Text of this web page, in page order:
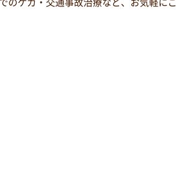
ケガ・交通事故治療など、お気軽に